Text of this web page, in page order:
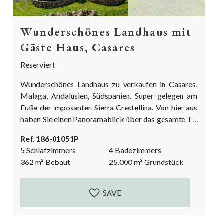
Wunderschönes Landhaus mit
Gäste Haus, Casares
Reserviert
Wunderschönes Landhaus zu verkaufen in Casares,
Malaga, Andalusien, Südspanien. Super gelegen am
Fuße der imposanten Sierra Crestellina. Von hier aus
haben Sie einen Panoramablick über das gesamte Tal
weißen Bergdörfer. Zwei unglaubliche Pluspunkte
dieser Landvilla sind die wunderschön angelegten
Gärten. Voller Farben ist es immer eine Freude, nach
Hause zu kommen und Zeit im Freien zu verbringen.
Zweitens, ein großes und sehr gut...
Ref. 186-01051P
5 Schlafzimmers
4 Badezimmers
362m² Bebaut 25.000m² Grundstück
SAVE